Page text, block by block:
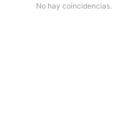
No hay coincidencias.